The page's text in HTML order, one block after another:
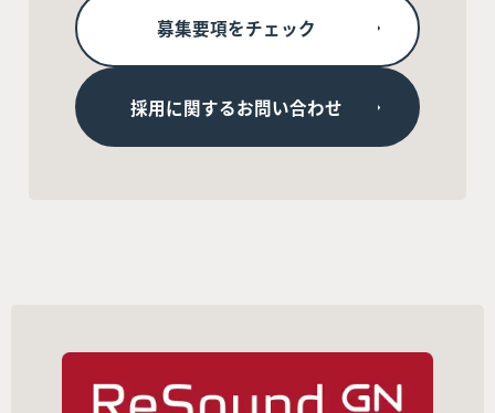
募集要項をチェック
採用に関するお問い合わせ